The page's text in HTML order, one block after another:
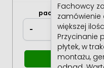
Fachowcy
zamówienie
większej
Przycinanie
płytek, w
montażu,
-
paczki
+
lub -
Dodaj